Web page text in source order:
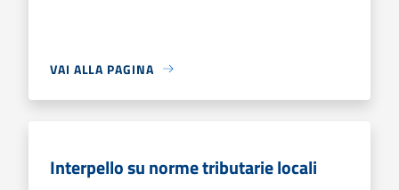
VAI ALLA PAGINA
Interpello su norme tributarie locali